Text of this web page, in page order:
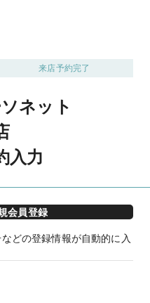
来店予約完了
ネット
入力
会員登録
どの登録情報が自動的に入